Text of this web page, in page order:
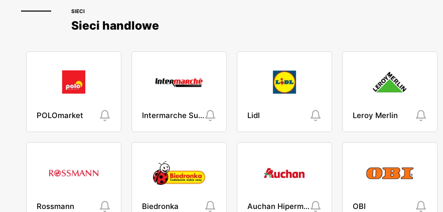
SIECI
Sieci handlowe
POLOmarket Intermarche Super Lidl Leroy Merlin
Rossmann Biedronka Auchan Hipermarket OBI